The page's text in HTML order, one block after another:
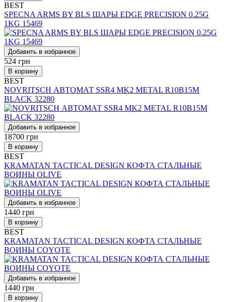
BEST
SPECNA ARMS BY BLS ШАРЫ EDGE PRECISION 0.25G
1KG 15469
Добавить в избранное
524 грн
В корзину
BEST
NOVRITSCH АВТОМАТ SSR4 MK2 METAL R10B15M
BLACK 32280
Добавить в избранное
18700 грн
В корзину
BEST
KRAMATAN TACTICAL DESIGN КОФТА СТАЛЬНЫЕ
ВОИНЫ OLIVE
Добавить в избранное
1440 грн
В корзину
BEST
KRAMATAN TACTICAL DESIGN КОФТА СТАЛЬНЫЕ
ВОИНЫ COYOTE
Добавить в избранное
1440 грн
В корзину